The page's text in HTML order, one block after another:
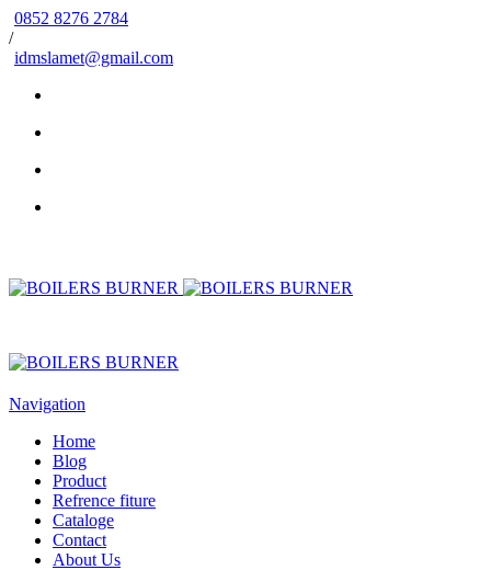
0852 8276 2784
/
idmslamet@gmail.com
Navigation
Home
Blog
Product
Refrence fiture
Cataloge
Contact
About Us